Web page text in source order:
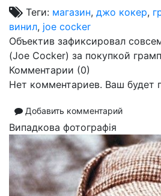
Теги: магазин, джо кокер,
винил, joe cocker
Объектив зафиксировал
(Joe Cocker) за покупкой
Комментарии (0)
Нет комментариев. Ваш будет
Добавить комментарий
Випадкова фотографія